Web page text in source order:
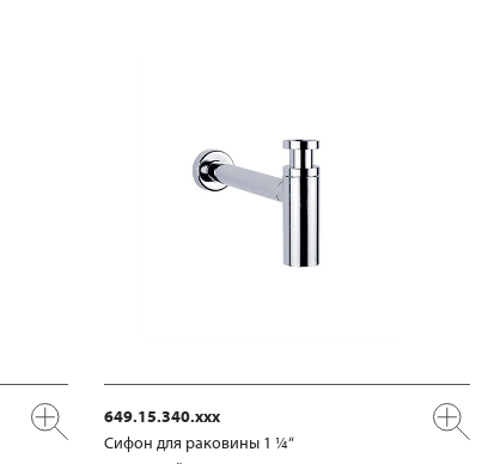
649.15.340.xxx
Сифон для раковины 1 ¼“